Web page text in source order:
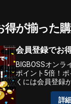
得が揃った購
会員登録でお
BIGBOSSオンラ
ポイント5倍！
くには会員登録
詳